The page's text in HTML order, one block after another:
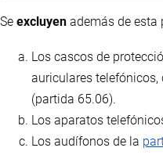
Se excluyen además de esta
Los cascos de
auriculares
(partida 65.06).
Los aparatos
Los audífonos de la